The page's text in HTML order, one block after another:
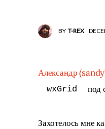
BY T-REX
Александр
wxGrid под
Захотелось мне